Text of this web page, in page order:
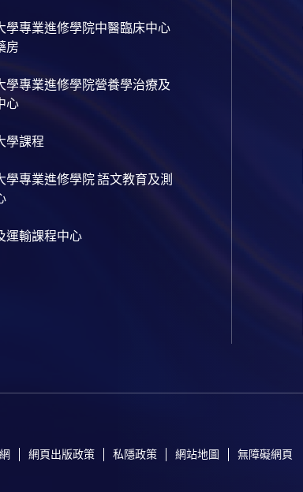
學專業進修學院中醫臨床中心
房
學專業進修學院營養學治療及
心
學課程
學專業進修學院 語文教育及測
運輸課程中心
網頁出版政策 私隱政策 網站地圖 無障礙網頁